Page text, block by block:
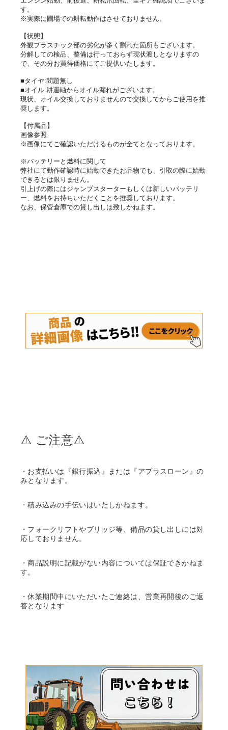
す。
※実際に圃場での耕耘動作はさせておりません。
【状態】
外観プラスチック部の劣化が多く割れた箇所もございます。
分解しての検品、整備は行っておらず現状渡しとなりますの
で、その分お買得価格にてご提供いたします。
■タイヤ:問題無し
■オイル:耕運軸からオイル漏れがございます。
現状、オイル交換しておりませんので交換してからご使用を推
奨します。
【付属品】
画像参照
※画像にてご確認いただけるものが全てとなっております。
※バッテリーと燃料に関して
弊社にて動作確認時に始動できたお品物でも、引取の際に始動
できるとは限りません。
引上げの際にはジャンプスターターもしくは新しいバッテリ
ー、燃料をお持ちいただくことを推奨しております。
なお、保管倉庫での貸し出しは致しかねます。
⚠️ ご注意⚠️
・お支払いは『銀行振込』または『アプラスローン』の
みとなります。
・積み込みの手伝いはいたしかねます。
・フォークリフトやブリッジ等、備品の貸し出しには対
応しておりません。
・商品説明に記載がない内容については保証できかねま
す。
・休業期間中にいただいたご連絡は、営業再開後のご返
答となります